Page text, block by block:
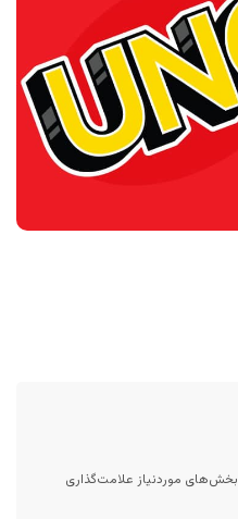
بخش‌های موردنیاز علامت‌گذاری